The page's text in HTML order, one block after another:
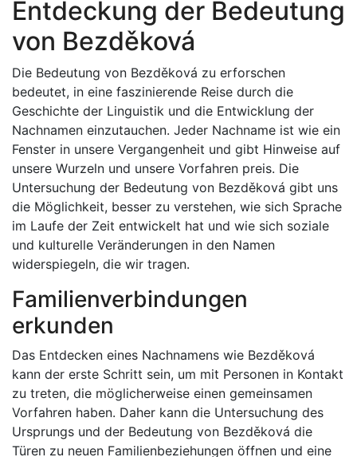
Entdeckung der Bedeutung
von Bezděková
Die Bedeutung von Bezděková zu erforschen
bedeutet, in eine faszinierende Reise durch die
Geschichte der Linguistik und die Entwicklung der
Nachnamen einzutauchen. Jeder Nachname ist wie ein
Fenster in unsere Vergangenheit und gibt Hinweise auf
unsere Wurzeln und unsere Vorfahren preis. Die
Untersuchung der Bedeutung von Bezděková gibt uns
die Möglichkeit, besser zu verstehen, wie sich Sprache
im Laufe der Zeit entwickelt hat und wie sich soziale
und kulturelle Veränderungen in den Namen
widerspiegeln, die wir tragen.
Familienverbindungen
erkunden
Das Entdecken eines Nachnamens wie Bezděková
kann der erste Schritt sein, um mit Personen in Kontakt
zu treten, die möglicherweise einen gemeinsamen
Vorfahren haben. Daher kann die Untersuchung des
Ursprungs und der Bedeutung von Bezděková die
Türen zu neuen Familienbeziehungen öffnen und eine